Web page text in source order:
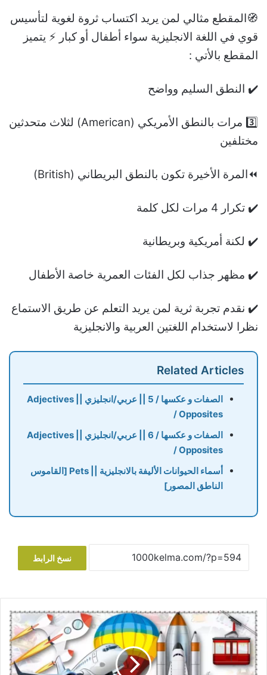
🧭المقطع مثالي لمن يريد اكتساب ثروة لغوية لتأسيس
قوي في اللغة الانجليزية سواء أطفال أو كبار ⚡ يتميز
المقطع بالأتي :
✔️ النطق السليم وواضح
3️⃣ مرات بالنطق الأمريكي (American) لثلاث متحدثين
مختلفين
⏪المرة الأخيرة تكون بالنطق البريطاني (British)
✔️ تكرار 4 مرات لكل كلمة
✔️ لكنة أمريكية وبريطانية
✔️ مظهر جذاب لكل الفئات العمرية خاصة الأطفال
✔️ نقدم تجربة ثرية لمن يريد التعلم عن طريق الاستماع
نظرا لاستخدام اللغتين العربية والانجليزية
Related Articles
الصفات و عكسها / 5 || عربي/انجليزي || Adjectives
/ Opposites
الصفات و عكسها / 6 || عربي/انجليزي || Adjectives
/ Opposites
أسماء الحيوانات الأليفة بالانجليزية || Pets [القاموس
الناطق المصور]
نسخ الرابط
وسائل
المواصلات
(كاملة)
بالانجليزية
||